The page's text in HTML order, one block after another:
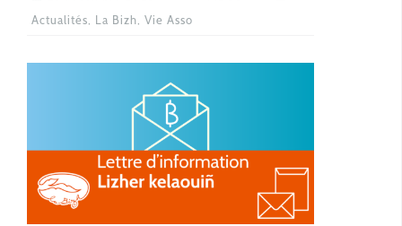
Actualités
La Bizh Vie Asso